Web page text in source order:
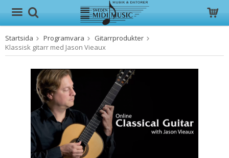
Produkten har blivit tillagd i varukorgen
Startsida Programvara
Gitarrprodukter
Klassisk gitarr med Jason Vieaux